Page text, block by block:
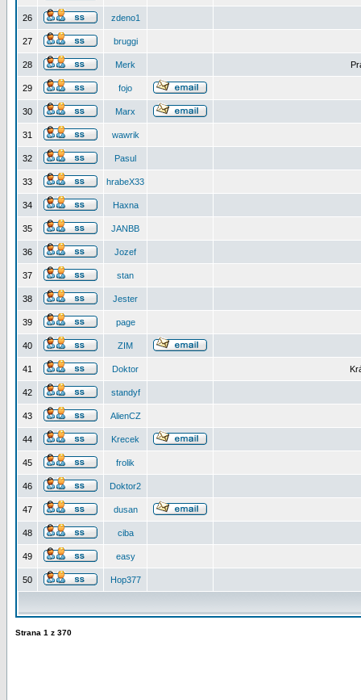
26 zdeno1
27 bruggi
28 Merk
29 fojo
30 Marx
31 wawrik
32 Pasul
33 hrabeX33
34 Haxna
35 JANBB
36 Jozef
37 stan
38 Jester
39 page
40 ZIM
41 Doktor
42 standyf
43 AlienCZ
44 Krecek
45 frolik
46 Doktor2
47 dusan
48 ciba
49 easy
50 Hop377
Strana 1 z 370